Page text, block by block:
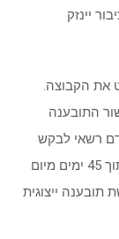
יינזק
את הקבוצה.
התובענה
רשאי לבקש
שלא להיכלל בקבוצה וזאת על ידי הגשת בקשה תוך 45 ימים מיום
ייצוגית